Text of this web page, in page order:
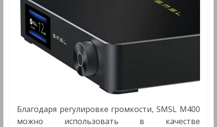
Благодаря регулировке громкости, SMSL M400
можно использовать в качестве